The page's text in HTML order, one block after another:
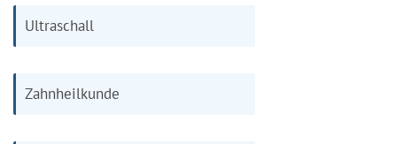
Ultraschall
Zahnheilkunde